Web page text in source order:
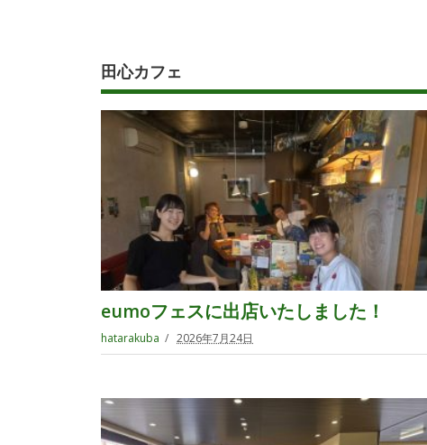
田心カフェ
eumoフェスに出店いたしました！
hatarakuba 2026年7月24日